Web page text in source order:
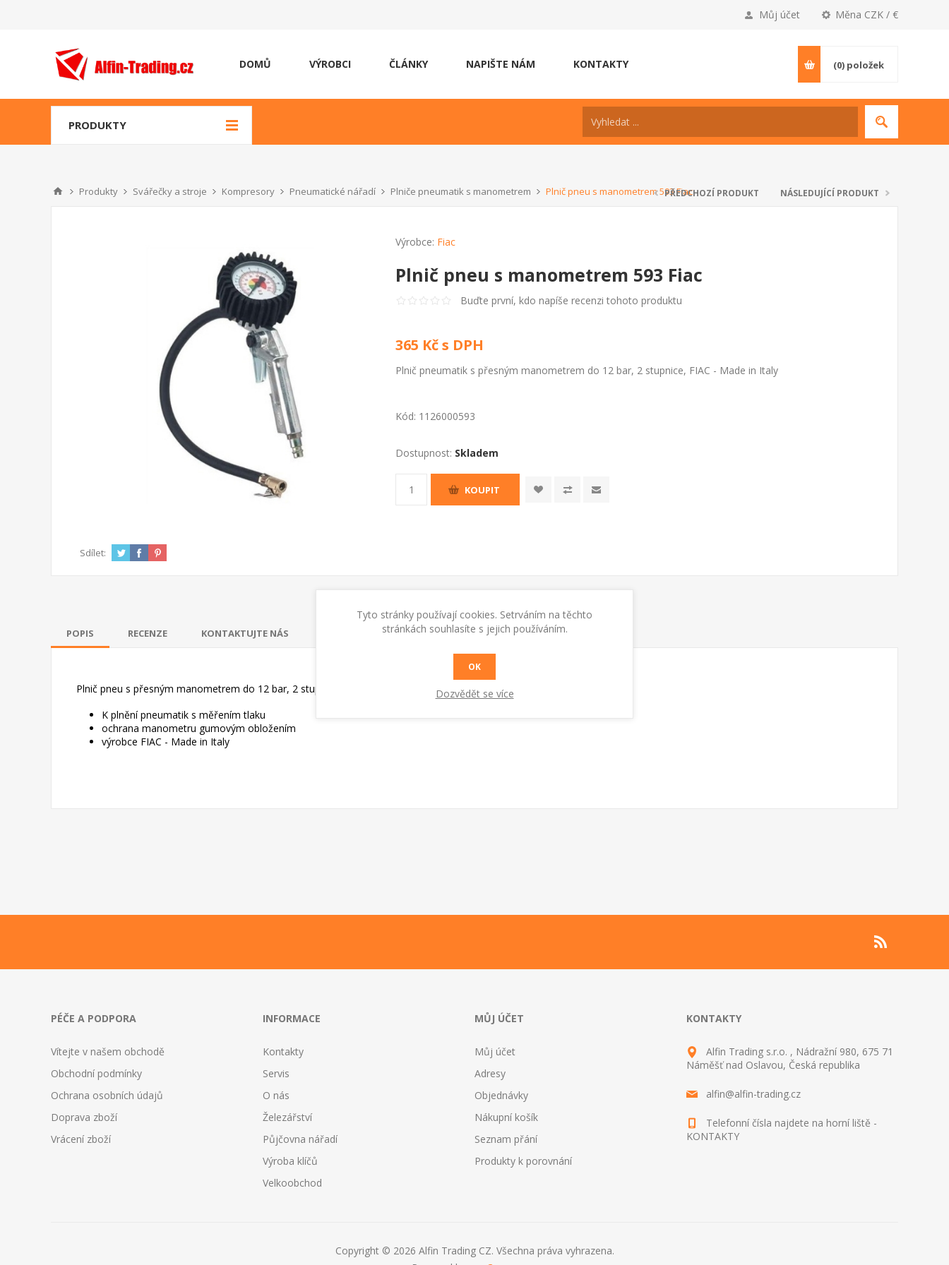
Měna CZK / €
Můj účet
DOMŮ VÝROBCI ČLÁNKY NAPIŠTE NÁM KONTAKTY (0) položek
PRODUKTY
Produkty Svářečky a stroje Kompresory Pneumatické nářadí Plniče pneumatik s manometrem Plnič pneu s manometrem 593 FiacPŘEDCHOZÍ PRODUKT NÁSLEDUJÍCÍ PRODUKT
Výrobce: Fiac
Plnič pneu s manometrem 593 Fiac
Buďte první, kdo napíše recenzi tohoto produktu
365 Kč s DPH
Plnič pneumatik s přesným manometrem do 12 bar, 2 stupnice, FIAC - Made in Italy
Kód: 1126000593
Dostupnost: Skladem
KOUPIT
Sdílet:
POPIS RECENZE KONTAKTUJTE NÁS
Plnič pneu s přesným manometrem do 12 bar, 2 stupnice
K plnění pneumatik s měřením tlaku
ochrana manometru gumovým obložením
výrobce FIAC - Made in Italy
PÉČE A PODPORA
Vítejte v našem obchodě
Obchodní podmínky
Ochrana osobních údajů
Doprava zboží
Vrácení zboží
INFORMACE
Kontakty
Servis
O nás
Železářství
Půjčovna nářadí
Výroba klíčů
Velkoobchod
MŮJ ÚČET
Můj účet
Adresy
Objednávky
Nákupní košík
Seznam přání
Produkty k porovnání
KONTAKTY
Alfin Trading s.r.o. , Nádražní 980, 675 71
Náměšť nad Oslavou, Česká republika
alfin@alfin-trading.cz
Telefonní čísla najdete na horní liště -
KONTAKTY
Copyright © 2026 Alfin Trading CZ. Všechna práva vyhrazena.
Tyto stránky používají cookies. Setrváním na těchto
stránkách souhlasíte s jejich používáním.
OK
Dozvědět se více